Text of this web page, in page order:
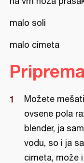
malo soli
malo cimeta
Priprema
Možete
ovsene pola
blender, ja
vodu, so i ja
cimeta, može